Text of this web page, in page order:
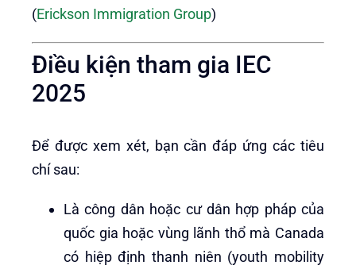
(Erickson Immigration Group)
Điều kiện tham gia IEC
2025
Để được xem xét, bạn cần đáp ứng các tiêu
chí sau:
Là công dân hoặc cư dân hợp pháp của
quốc gia hoặc vùng lãnh thổ mà Canada
có hiệp định thanh niên (youth mobility